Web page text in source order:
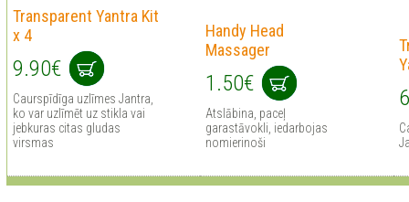
Transparent Yantra Kit
x 4
9.90€
Сaurspīdīga uzlīmes Jantra,
ko var uzlīmēt uz stikla vai
jebkuras citas gludas
virsmas
Handy Head
Massager
1.50€
Atslābina, paceļ
garastāvokli, iedarbojas
nomierinoši